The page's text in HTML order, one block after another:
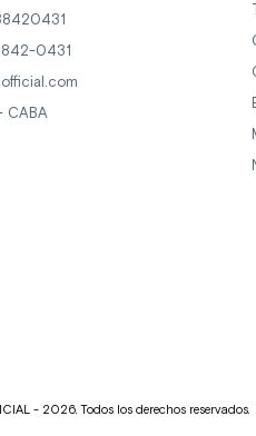
0431
CABA
- 2026. Todos los derechos reservados.